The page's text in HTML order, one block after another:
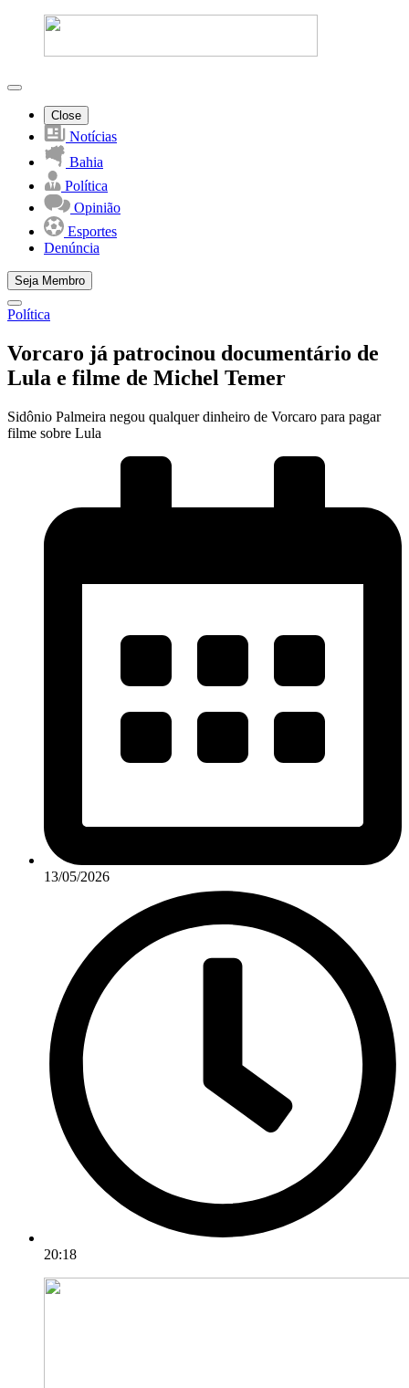
Close
Notícias
Bahia
Política
Opinião
Esportes
Denúncia
Seja Membro
Política
Vorcaro já patrocinou documentário de
Lula e filme de Michel Temer
Sidônio Palmeira negou qualquer dinheiro de Vorcaro para pagar
filme sobre Lula
13/05/2026
20:18